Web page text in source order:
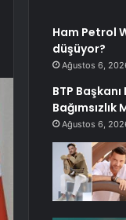
Ham Petrol
düşüyor?
Ağustos 6,
BTP Başkanı
Bağımsızlık
Ağustos 6,